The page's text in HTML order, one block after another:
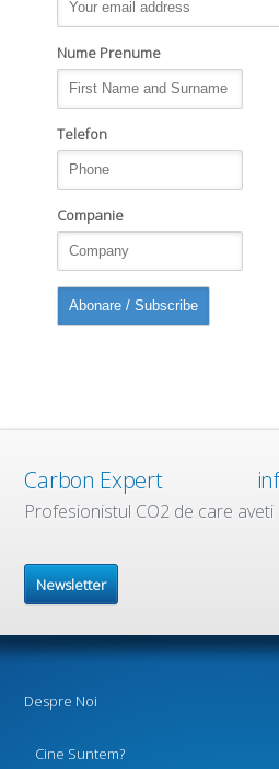
Nume Prenume
Telefon
Companie
Carbon Expert
Profesionistul CO2 de care aveti
Newsletter
Despre Noi
Cine Suntem?